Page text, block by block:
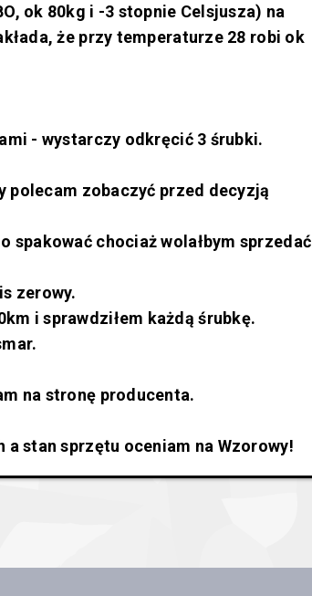
ok 80kg i -3 stopnie Celsjusza) na
że przy temperaturze 28 robi ok
- wystarczy odkręcić 3 śrubki.
zobaczyć przed decyzją
spakować chociaż wolałbym sprzedać
zerowy.
i sprawdziłem każdą śrubkę.
na stronę producenta.
stan sprzętu oceniam na Wzorowy!